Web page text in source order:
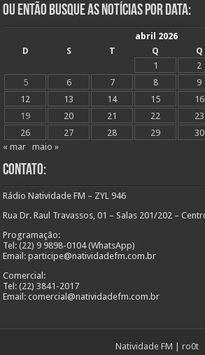
Ou Então Busque as Notícias Por Data:
abril 2026
D
S T Q Q
1
2
5
6 7 8 9
12
13 14 15 16
19
20 21 22 23
26
27 28 29
30
« mar
maio »
Contato:
Rádio Natividade FM – ZYL 946
Rua Dr. Raul Travassos, 01 – Salas 201/202 –
Programação:
Tel: (22) 9 9898-0104 (WhatsApp)
Email: participe@natividadefm.com.br
Comercial:
Tel: (22) 3841-2017
Email: comercial@natividadefm.com.br
Natividade FM ro0t